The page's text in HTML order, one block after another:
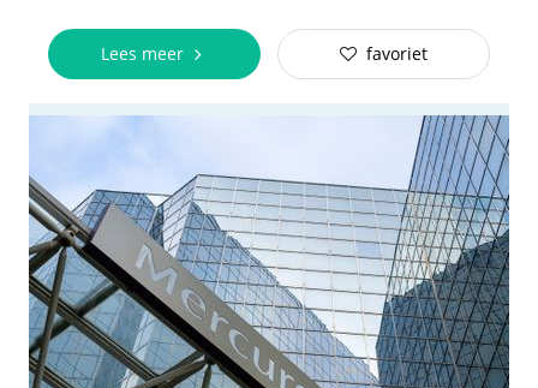
Lees meer favoriet